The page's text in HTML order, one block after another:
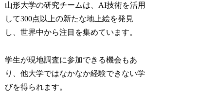
山形大学の研究チームは、AI技術を活用
して300点以上の新たな地上絵を発見
し、世界中から注目を集めています。
学生が現地調査に参加できる機会もあ
り、他大学ではなかなか経験できない学
びを得られます。